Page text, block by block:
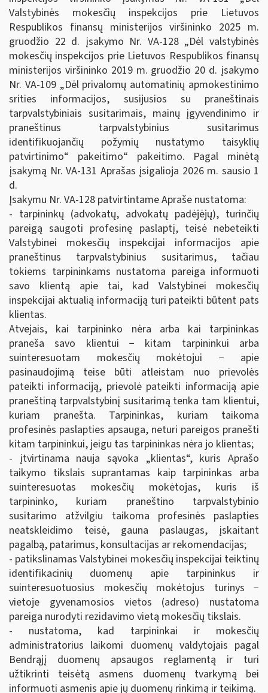
Valstybinės mokesčių inspekcijos prie Lietuvos
Respublikos finansų ministerijos viršininko 2025 m.
gruodžio 22 d. įsakymo Nr. VA-128 „Dėl valstybinės
mokesčių inspekcijos prie Lietuvos Respublikos finansų
ministerijos viršininko 2019 m. gruodžio 20 d. įsakymo
Nr. VA-109 „Dėl privalomų automatinių apmokestinimo
srities informacijos, susijusios su praneštinais
tarpvalstybiniais susitarimais, mainų įgyvendinimo ir
praneštinus tarpvalstybinius susitarimus
identifikuojančių požymių nustatymo taisyklių
patvirtinimo“ pakeitimo“ pakeitimo. Pagal minėtą
įsakymą Nr. VA-131 Aprašas įsigalioja 2026 m. sausio 1
d.
Įsakymu Nr. VA-128 patvirtintame Apraše nustatoma:
- tarpininkų (advokatų, advokatų padėjėjų), turinčių
pareigą saugoti profesinę paslaptį, teisė nebeteikti
Valstybinei mokesčių inspekcijai informacijos apie
praneštinus tarpvalstybinius susitarimus, tačiau
tokiems tarpininkams nustatoma pareiga informuoti
savo klientą apie tai, kad Valstybinei mokesčių
inspekcijai aktualią informaciją turi pateikti būtent pats
klientas.
Atvejais, kai tarpininko nėra arba kai tarpininkas
praneša savo klientui − kitam tarpininkui arba
suinteresuotam mokesčių mokėtojui − apie
pasinaudojimą teise būti atleistam nuo prievolės
pateikti informaciją, prievolė pateikti informaciją apie
praneštiną tarpvalstybinį susitarimą tenka tam klientui,
kuriam pranešta. Tarpininkas, kuriam taikoma
profesinės paslapties apsauga, neturi pareigos pranešti
kitam tarpininkui, jeigu tas tarpininkas nėra jo klientas;
- įtvirtinama nauja sąvoka „klientas“, kuris Aprašo
taikymo tikslais suprantamas kaip tarpininkas arba
suinteresuotas mokesčių mokėtojas, kuris iš
tarpininko, kuriam praneštino tarpvalstybinio
susitarimo atžvilgiu taikoma profesinės paslapties
neatskleidimo teisė, gauna paslaugas, įskaitant
pagalbą, patarimus, konsultacijas ar rekomendacijas;
- patikslinamas Valstybinei mokesčių inspekcijai teiktinų
identifikacinių duomenų apie tarpininkus ir
suinteresuotuosius mokesčių mokėtojus turinys −
vietoje gyvenamosios vietos (adreso) nustatoma
pareiga nurodyti rezidavimo vietą mokesčių tikslais.
- nustatoma, kad tarpininkai ir mokesčių
administratorius laikomi duomenų valdytojais pagal
Bendrąjį duomenų apsaugos reglamentą ir turi
užtikrinti teisėtą asmens duomenų tvarkymą bei
informuoti asmenis apie jų duomenų rinkimą ir teikimą.